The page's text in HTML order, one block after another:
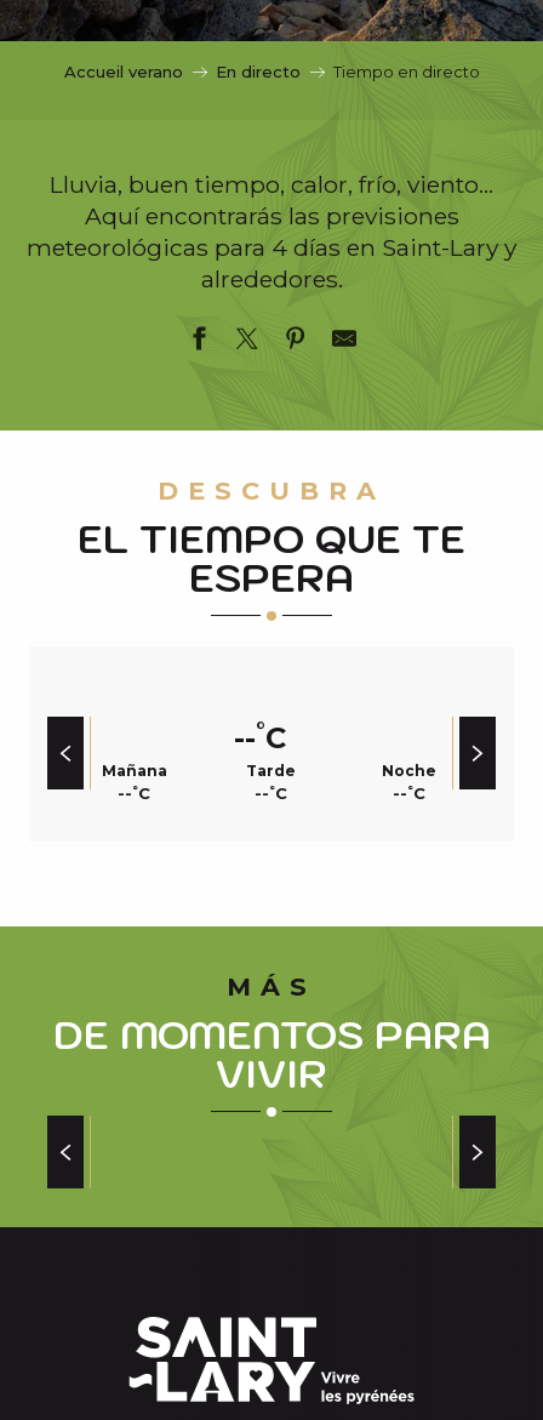
i
Accueil verano En directo Tiempo en directo
Lluvia, buen tiempo, calor, frío, viento…
Aquí encontrarás las previsiones
meteorológicas para 4 días en Saint-Lary y
alrededores.
DESCUBRA
EL TIEMPO QUE TE
ESPERA
--°C
Mañana
--°C
Tarde
--°C
Noche
--°C
MÁS
DE MOMENTOS PARA
VIVIR